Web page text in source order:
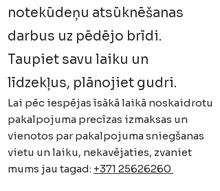
notekūdeņu atsūknēšanas
darbus uz pēdējo brīdi.
Taupiet savu laiku un
līdzekļus, plānojiet gudri.
Lai pēc iespējas īsākā laikā noskaidrotu
pakalpojuma precīzas izmaksas un
vienotos par pakalpojuma sniegšanas
vietu un laiku, nekavējaties, zvaniet
mums jau tagad:+371 25626260